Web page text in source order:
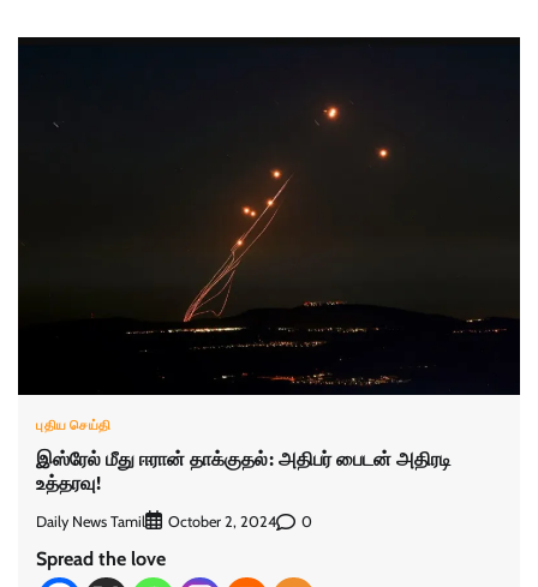
புதிய செய்தி
இஸ்ரேல் மீது ஈரான் தாக்குதல்: அதிபர் பைடன் அதிரடி
உத்தரவு!
Daily News Tamil October 2, 2024 0
Spread the love